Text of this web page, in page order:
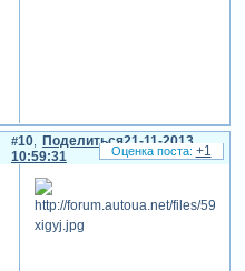
Поделиться
10
21-11-2013
10:59:31
+1